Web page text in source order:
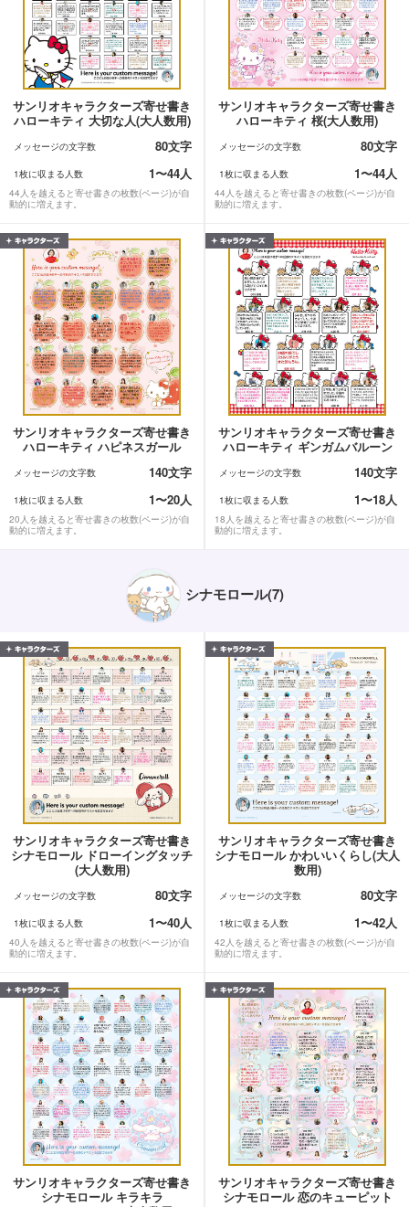
サンリオキャラクターズ寄せ書き
ハローキティ 大切な人(大人数用)
メッセージの文字数 80文字
1枚に収まる人数 1〜44人
44人を越えると寄せ書きの枚数(ページ)が自
動的に増えます。
サンリオキャラクターズ寄せ書き
ハローキティ 桜(大人数用)
メッセージの文字数 80文字
1枚に収まる人数 1〜44人
44人を越えると寄せ書きの枚数(ページ)が自
動的に増えます。
サンリオキャラクターズ寄せ書き
ハローキティ ハピネスガール
メッセージの文字数 140文字
1枚に収まる人数 1〜20人
20人を越えると寄せ書きの枚数(ページ)が自
動的に増えます。
サンリオキャラクターズ寄せ書き
ハローキティ ギンガムバルーン
メッセージの文字数 140文字
1枚に収まる人数 1〜18人
18人を越えると寄せ書きの枚数(ページ)が自
動的に増えます。
シナモロール(7)
サンリオキャラクターズ寄せ書き
シナモロール ドローイングタッチ
(大人数用)
メッセージの文字数 80文字
1枚に収まる人数 1〜40人
40人を越えると寄せ書きの枚数(ページ)が自
動的に増えます。
サンリオキャラクターズ寄せ書き
シナモロール かわいいくらし(大人
数用)
メッセージの文字数 80文字
1枚に収まる人数 1〜42人
42人を越えると寄せ書きの枚数(ページ)が自
動的に増えます。
サンリオキャラクターズ寄せ書き
シナモロール キラキラ
サンリオキャラクターズ寄せ書き
シナモロール 恋のキューピット